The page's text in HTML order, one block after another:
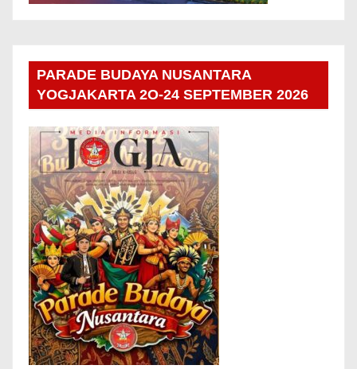
PARADE BUDAYA NUSANTARA
YOGJAKARTA 2O-24 SEPTEMBER 2026